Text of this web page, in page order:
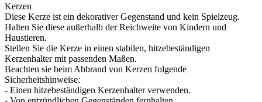
Kerzen
Diese Kerze ist ein dekorativer Gegenstand und kein Spielzeug.
Halten Sie diese außerhalb der Reichweite von Kindern und
Haustieren.
Stellen Sie die Kerze in einen stabilen, hitzebeständigen
Kerzenhalter mit passenden Maßen.
Beachten sie beim Abbrand von Kerzen folgende
Sicherheitshinweise:
- Einen hitzebeständigen Kerzenhalter verwenden.